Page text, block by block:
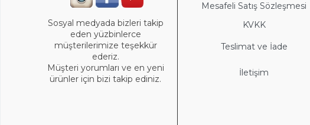
Mesafeli Satış Sözleşmesi
Sosyal medyada bizleri takip
eden yüzbinlerce
müşterilerimize teşekkür
ederiz.
Müşteri yorumları ve en yeni
ürünler için bizi takip ediniz.
KVKK
Teslimat ve İade
İletişim